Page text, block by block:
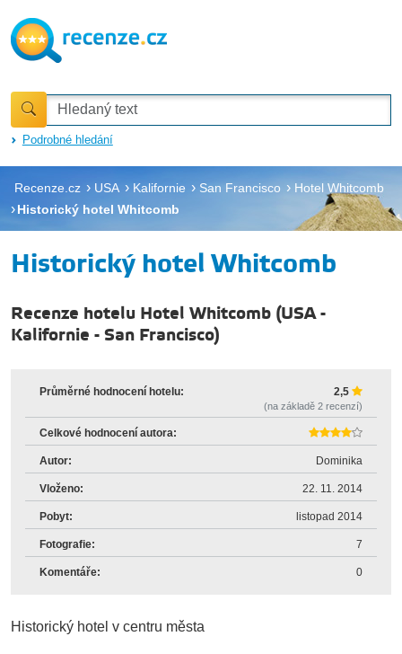
Podrobné hledání
Recenze.cz USA Kalifornie San Francisco
Hotel Whitcomb
Historický hotel Whitcomb
Historický hotel Whitcomb
Recenze hotelu Hotel Whitcomb (USA-
Kalifornie - San Francisco)
Průměrné hodnocení hotelu: 2,5
(na základě 2 recenzí)
Celkové hodnocení autora:
Autor: Dominika
Vloženo: 22. 11. 2014
Pobyt: listopad 2014
Fotografie: 7
Komentáře: 0
Historický hotel v centru města